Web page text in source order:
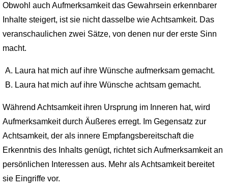
Obwohl auch Aufmerksamkeit das Gewahrsein erkennbarer
Inhalte steigert, ist sie nicht dasselbe wie Achtsamkeit. Das
veranschaulichen zwei Sätze, von denen nur der erste Sinn
macht.
Laura hat mich auf ihre Wünsche aufmerksam gemacht.
Laura hat mich auf ihre Wünsche achtsam gemacht.
Während Achtsamkeit ihren Ursprung im Inneren hat, wird
Aufmerk­samkeit durch Äußeres erregt. Im Gegensatz zur
Achtsamkeit, der als innere Empfangsbereitschaft die
Erkenntnis des Inhalts genügt, richtet sich Aufmerksamkeit an
persönlichen Interessen aus. Mehr als Achtsamkeit bereitet
sie Eingriffe vor.